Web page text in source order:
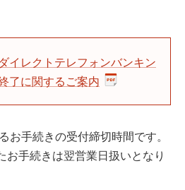
イレクトテレフォンバンキン
了に関するご案内
お手続きの受付締切時間です。
お手続きは翌営業日扱いとなり